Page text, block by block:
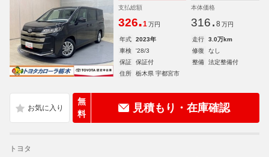
支払総額
326.1 万円
本体価格
316. 8 万円
年式 2023年 走行
3.0万km
車検
'28/3 修復
なし
保証
保証付 整備
法定整備付
住所
栃木県 宇都宮市
無
料
見積もり・在庫確認
トヨタ